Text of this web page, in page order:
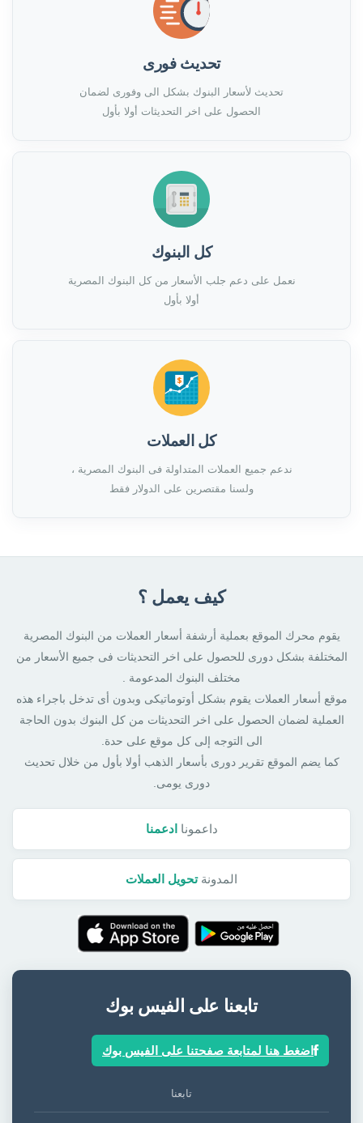
تحديث فورى
تحديث لأسعار البنوك بشكل الى وفورى لضمان
الحصول على اخر التحديثات أولا بأول
كل البنوك
نعمل على دعم جلب الأسعار من كل البنوك المصرية
أولا بأول
كل العملات
ندعم جميع العملات المتداولة فى البنوك المصرية ،
ولسنا مقتصرين على الدولار فقط
كيف يعمل ؟
يقوم محرك الموقع بعملية أرشفة أسعار العملات من البنوك المصرية
المختلفة بشكل دورى للحصول على اخر التحديثات فى جميع الأسعار من
مختلف البنوك المدعومة .
موقع أسعار العملات يقوم بشكل أوتوماتيكى وبدون أى تدخل باجراء هذه
العملية لضمان الحصول على اخر التحديثات من كل البنوك بدون الحاجة
الى التوجه إلى كل موقع على حدة.
كما يضم الموقع تقرير دورى بأسعار الذهب أولا بأول من خلال تحديث
دورى يومى.
داعمونا ادعمنا
المدونةتحويل العملات
تابعنا على الفيس بوك
اضغط هنا لمتابعة صفحتنا على الفيس بوك
تابعنا